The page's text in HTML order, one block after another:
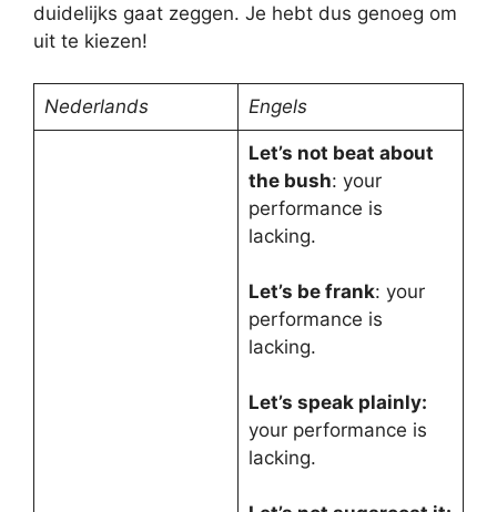
duidelijks gaat zeggen. Je hebt dus genoeg om
uit te kiezen!
Nederlands Engels
Let’s not beat about
the bush: your
performance is
lacking.
Let’s be frank: your
performance is
lacking.
Let’s speak plainly:
your performance is
lacking.